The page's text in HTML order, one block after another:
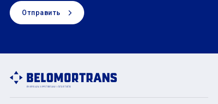
Отправить